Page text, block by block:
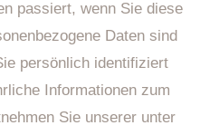
passiert, wenn Sie diese
Daten sind
persönlich identifiziert
Informationen zum
Sie unserer unter